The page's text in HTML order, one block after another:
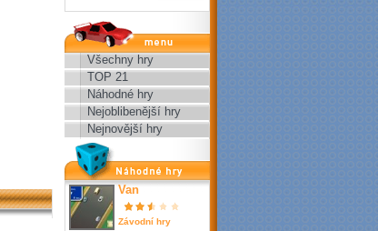
menu
Všechny hry
TOP 21
Náhodné hry
Nejoblibenější hry
Nejnovější hry
nahodné hry
Van
Závodní hry